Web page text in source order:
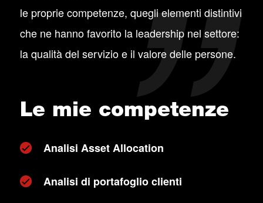
le proprie competenze, quegli elementi distintivi
che ne hanno favorito la leadership nel settore:
la qualità del servizio e il valore delle persone.
Le mie competenze
Analisi Asset Allocation
Analisi di portafoglio clienti